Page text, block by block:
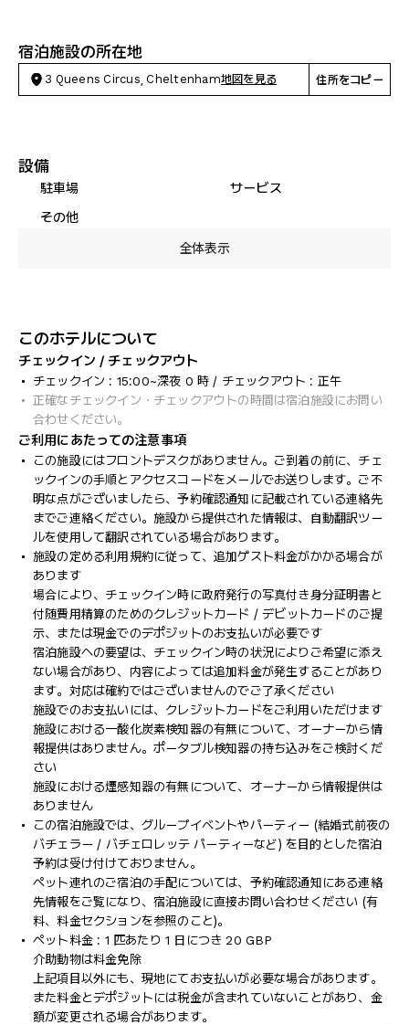
宿泊施設の所在地
3 Queens Circus, Cheltenham地図を見る 住所をコピー
設備
駐車場
サービス
その他
全体表示
このホテルについて
チェックイン / チェックアウト
チェックイン : 15:00~深夜 0 時 / チェックアウト : 正午
正確なチェックイン・チェックアウトの時間は宿泊施設にお問い
合わせください。
ご利用にあたっての注意事項
この施設にはフロントデスクがありません。ご到着の前に、チェ
ックインの手順とアクセスコードをメールでお送りします。ご不
明な点がございましたら、予約確認通知に記載されている連絡先
までご連絡ください。施設から提供された情報は、自動翻訳ツー
ルを使用して翻訳されている場合があります。
施設の定める利用規約に従って、追加ゲスト料金がかかる場合が
あります
場合により、チェックイン時に政府発行の写真付き身分証明書と
付随費用精算のためのクレジットカード / デビットカードのご提
示、または現金でのデポジットのお支払いが必要です
宿泊施設への要望は、チェックイン時の状況によりご希望に添え
ない場合があり、内容によっては追加料金が発生することがあり
ます。対応は確約ではございませんのでご了承ください
施設でのお支払いには、クレジットカードをご利用いただけます
施設における一酸化炭素検知器の有無について、オーナーから情
報提供はありません。ポータブル検知器の持ち込みをご検討くだ
さい
施設における煙感知器の有無について、オーナーから情報提供は
ありません
この宿泊施設では、グループイベントやパーティー (結婚式前夜の
バチェラー / バチェロレッテ パーティーなど) を目的とした宿泊
予約は受け付けておりません。
ペット連れのご宿泊の手配については、予約確認通知にある連絡
先情報をご覧になり、宿泊施設に直接お問い合わせください (有
料、料金セクションを参照のこと)。
ペット料金 : 1 匹あたり 1 日につき 20 GBP
介助動物は料金免除
上記項目以外にも、現地にてお支払いが必要な場合があります。
また料金とデポジットには税金が含まれていないことがあり、金
額が変更される場合があります。